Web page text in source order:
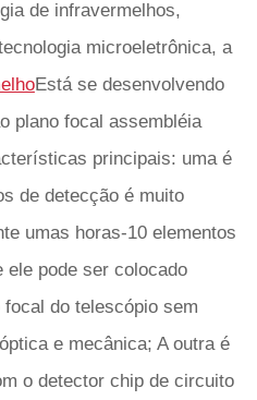
de infravermelhos,
microeletrônica, a
Está se desenvolvendo
plano focal assembléia
principais: uma é
de detecção é muito
umas horas-10 elementos
ele pode ser colocado
do telescópio sem
e mecânica; A outra é
o detector chip de circuito